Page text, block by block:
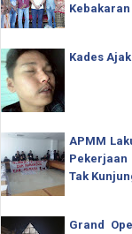
Kebakaran
Kades
APMM
Tak
Grand